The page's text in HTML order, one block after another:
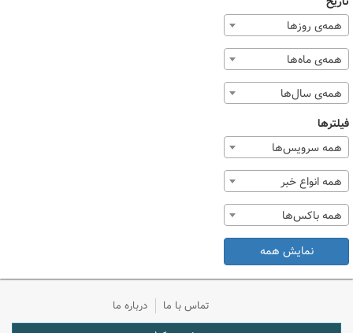
همه‌ی روزها
همه‌ی ماه‌ها
همه‌ی سال‌ها
فیلترها
همه سرویس‌ها
همه انواع خبر
همه باکس‌ها
نمایش همه
تماس با ما درباره ما